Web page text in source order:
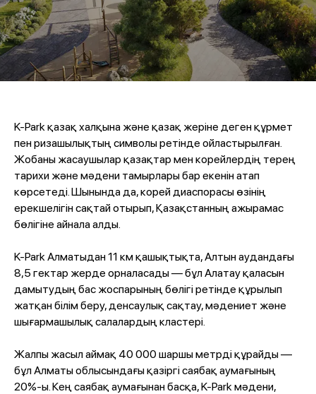
K-Park қазақ халқына және қазақ жеріне деген құрмет
пен ризашылықтың символы ретінде ойластырылған.
Жобаны жасаушылар қазақтар мен корейлердің терең
тарихи және мәдени тамырлары бар екенін атап
көрсетеді. Шынында да, корей диаспорасы өзінің
ерекшелігін сақтай отырып, Қазақстанның ажырамас
бөлігіне айнала алды.
K-Park Алматыдан 11 км қашықтықта, Алтын аудандағы
8,5 гектар жерде орналасады — бұл Алатау қаласын
дамытудың бас жоспарының бөлігі ретінде құрылып
жатқан білім беру, денсаулық сақтау, мәдениет және
шығармашылық салалардың кластері.
Жалпы жасыл аймақ 40 000 шаршы метрді құрайды —
бұл Алматы облысындағы қазіргі саябақ аумағының
20%-ы. Кең саябақ аумағынан басқа, K-Park мәдени,